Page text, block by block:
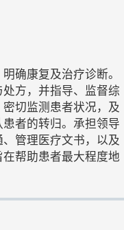
确康复及治疗诊断。
方，并指导、监督综
切监测患者状况，及
者的转归。承担领导
管理医疗文书，以及
帮助患者最大程度地